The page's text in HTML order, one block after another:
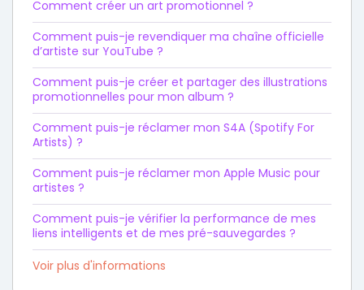
Comment créer un art promotionnel ?
Comment puis-je revendiquer ma chaîne officielle
d’artiste sur YouTube ?
Comment puis-je créer et partager des illustrations
promotionnelles pour mon album ?
Comment puis-je réclamer mon S4A (Spotify For
Artists) ?
Comment puis-je réclamer mon Apple Music pour
artistes ?
Comment puis-je vérifier la performance de mes
liens intelligents et de mes pré-sauvegardes ?
Voir plus d'informations